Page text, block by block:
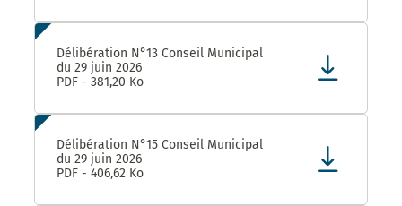
Délibération N°13 Conseil Municipal
du 29 juin 2026
PDF - 381,20 Ko
Délibération N°15 Conseil Municipal
du 29 juin 2026
PDF - 406,62 Ko